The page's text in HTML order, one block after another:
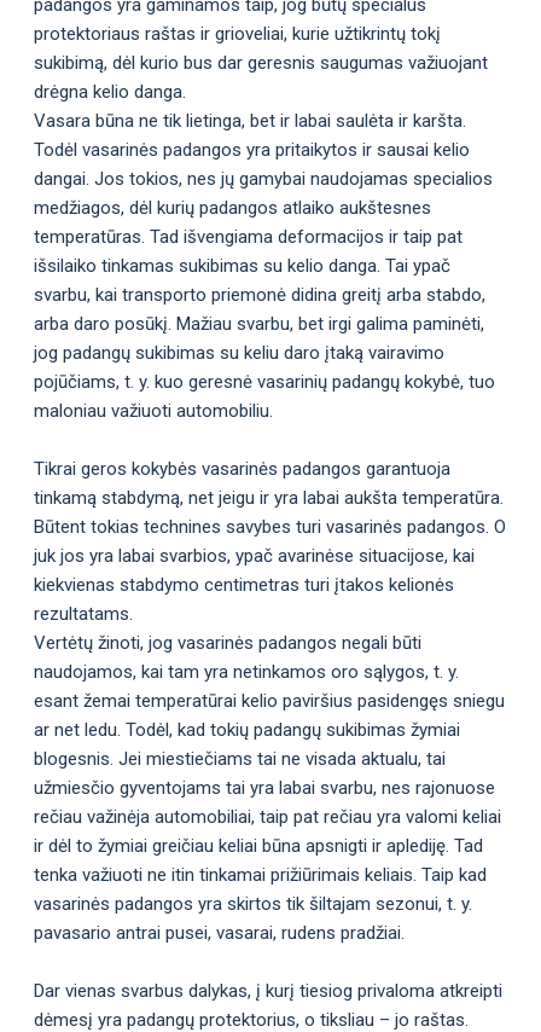
protektoriaus raštas ir grioveliai, kurie užtikrintų tokį
sukibimą, dėl kurio bus dar geresnis saugumas važiuojant
drėgna kelio danga.
Vasara būna ne tik lietinga, bet ir labai saulėta ir karšta.
Todėl vasarinės padangos yra pritaikytos ir sausai kelio
dangai. Jos tokios, nes jų gamybai naudojamas specialios
medžiagos, dėl kurių padangos atlaiko aukštesnes
temperatūras. Tad išvengiama deformacijos ir taip pat
išsilaiko tinkamas sukibimas su kelio danga. Tai ypač
svarbu, kai transporto priemonė didina greitį arba stabdo,
arba daro posūkį. Mažiau svarbu, bet irgi galima paminėti,
jog padangų sukibimas su keliu daro įtaką vairavimo
pojūčiams, t. y. kuo geresnė vasarinių padangų kokybė, tuo
maloniau važiuoti automobiliu.
Tikrai geros kokybės vasarinės padangos garantuoja
tinkamą stabdymą, net jeigu ir yra labai aukšta temperatūra.
Būtent tokias technines savybes turi vasarinės padangos. O
juk jos yra labai svarbios, ypač avarinėse situacijose, kai
kiekvienas stabdymo centimetras turi įtakos kelionės
rezultatams.
Vertėtų žinoti, jog vasarinės padangos negali būti
naudojamos, kai tam yra netinkamos oro sąlygos, t. y.
esant žemai temperatūrai kelio paviršius pasidengęs sniegu
ar net ledu. Todėl, kad tokių padangų sukibimas žymiai
blogesnis. Jei miestiečiams tai ne visada aktualu, tai
užmiesčio gyventojams tai yra labai svarbu, nes rajonuose
rečiau važinėja automobiliai, taip pat rečiau yra valomi keliai
ir dėl to žymiai greičiau keliai būna apsnigti ir aplediję. Tad
tenka važiuoti ne itin tinkamai prižiūrimais keliais. Taip kad
vasarinės padangos yra skirtos tik šiltajam sezonui, t. y.
pavasario antrai pusei, vasarai, rudens pradžiai.
Dar vienas svarbus dalykas, į kurį tiesiog privaloma atkreipti
dėmesį yra padangų protektorius, o tiksliau – jo raštas.